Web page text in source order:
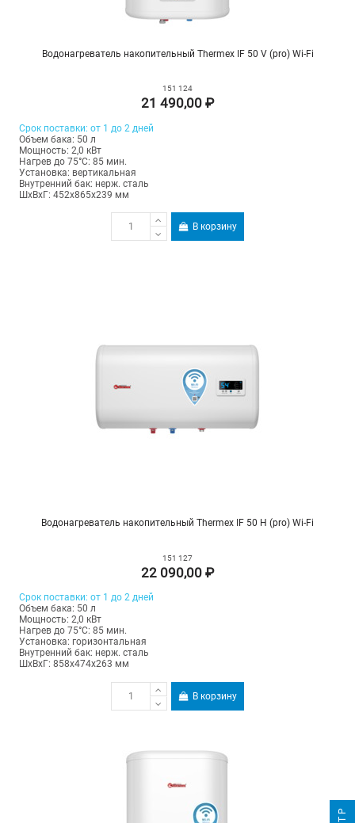
Водонагреватель накопительный Thermex IF 50 V (pro) Wi-Fi
151 124
21 490,00 ₽
Срок поставки: от 1 до 2 дней
Объем бака: 50 л
Мощность: 2,0 кВт
Нагрев до 75°С: 85 мин.
Установка: вертикальная
Внутренний бак: нерж. сталь
ШхВхГ: 452х865х239 мм
В корзину
Водонагреватель накопительный Thermex IF 50 H (pro) Wi-Fi
151 127
22 090,00 ₽
Срок поставки: от 1 до 2 дней
Объем бака: 50 л
Мощность: 2,0 кВт
Нагрев до 75°С: 85 мин.
Установка: горизонтальная
Внутренний бак: нерж. сталь
ШхВхГ: 858х474х263 мм
В корзину